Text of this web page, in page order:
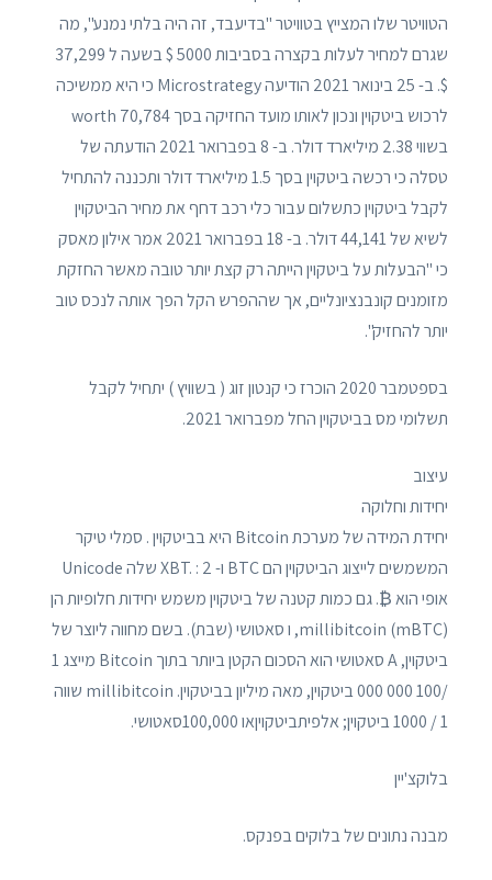
הטוויטר שלו המצייץ בטוויטר "בדיעבד, זה היה בלתי נמנע", מה
שגרם למחיר לעלות בקצרה בסביבות 5000 $ בשעה ל 37,299
$. ב- 25 בינואר 2021 הודיעה Microstrategy כי היא ממשיכה
לרכוש ביטקוין ונכון לאותו מועד החזיקה בסך 70,784 worth
בשווי 2.38 מיליארד דולר. ב- 8 בפברואר 2021 הודעתה של
טסלה כי רכשה ביטקוין בסך 1.5 מיליארד דולר ותכננה להתחיל
לקבל ביטקוין כתשלום עבור כלי רכב דחף את מחיר הביטקוין
לשיא של 44,141 דולר. ב- 18 בפברואר 2021 אמר אילון מאסק
כי "הבעלות על ביטקוין הייתה רק קצת יותר טובה מאשר החזקת
מזומנים קונבנציונליים, אך שההפרש הקל הפך אותה לנכס טוב
יותר להחזיק".
בספטמבר 2020 הוכרז כי קנטון זוג ( בשוויץ ) יתחיל לקבל
תשלומי מס בביטקוין החל מפברואר 2021.
עיצוב
יחידות וחלוקה
יחידת המידה של מערכת Bitcoin היא בביטקוין . סמלי טיקר
המשמשים לייצוג הביטקוין הם BTC ו- XBT. : 2 שלה Unicode
אופי הוא ₿. גם כמות קטנה של ביטקוין משמש יחידות חלופיות הן
millibitcoin (mBTC), ו סאטושי (שבת). בשם מחווה ליוצר של
ביטקוין, A סאטושי הוא הסכום הקטן ביותר בתוך Bitcoin מייצג 1
/100 000 000 ביטקוין, מאה מיליון בביטקוין. millibitcoin שווה
1 / 1000 ביטקוין; אלפיתביטקויןאו 100,000סאטושי.
בלוקצ'יין
מבנה נתונים של בלוקים בפנקס.